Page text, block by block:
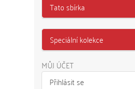
Tato sbírka
Speciální kolekce
MŮJ ÚČET
Přihlásit se